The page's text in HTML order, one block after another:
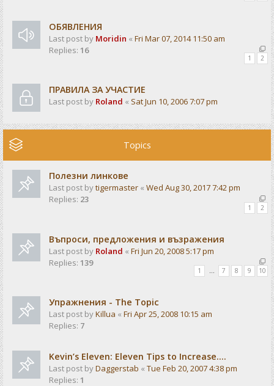
ОБЯВЛЕНИЯ
Last post by Moridin « Fri Mar 07, 2014 11:50 am
Replies: 16
1 2
ПРАВИЛА ЗА УЧАСТИЕ
Last post by Roland « Sat Jun 10, 2006 7:07 pm
Topics
Полезни линкове
Last post bytigermaster « Wed Aug 30, 2017 7:42 pm
Replies: 23
1 2
Въпроси, предложения и възражения
Last post by Roland « Fri Jun 20, 2008 5:17 pm
Replies: 139
1 … 7 8 9 10
Упражнения - The Topic
Last post byKillua « Fri Apr 25, 2008 10:15 am
Replies: 7
Kevin’s Eleven: Eleven Tips to Increase....
Last post byDaggerstab « Tue Feb 20, 2007 4:38 pm
Replies: 1